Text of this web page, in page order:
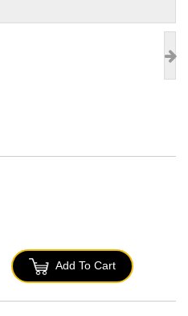
Add To Cart